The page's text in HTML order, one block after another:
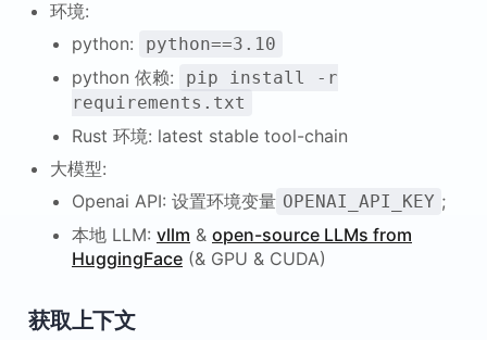
环境:
python:
python==3.10
python 依赖:
pip install -r
requirements.txt
Rust 环境: latest stable tool-chain
大模型:
Openai API: 设置环境变量 OPENAI_API_KEY ;
本地 LLM: vllm & open-source LLMs from
HuggingFace (& GPU & CUDA)
获取上下文